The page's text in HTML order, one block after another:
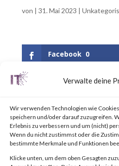
Verwalte deine
Wir verwenden Technologien wie
speichern und/oder darauf zuzugreifen.
Erlebnis zu verbessern und um (nicht)
Wenn du nicht zustimmst oder die
bestimmte Merkmale und Funktionen
Klicke unten, um dem oben Gesagten
von | 31. Mai 2023 |
Facebook 0
(AX1800)?
TP-Link Archer
is a line of